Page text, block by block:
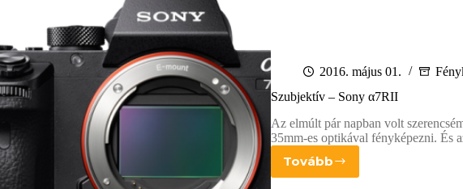
2016. május 01.
Szubjektív – Sony α7RII
Az elmúlt pár napban volt
35mm-es optikával fényképezni. És
TovábbSzubjektív